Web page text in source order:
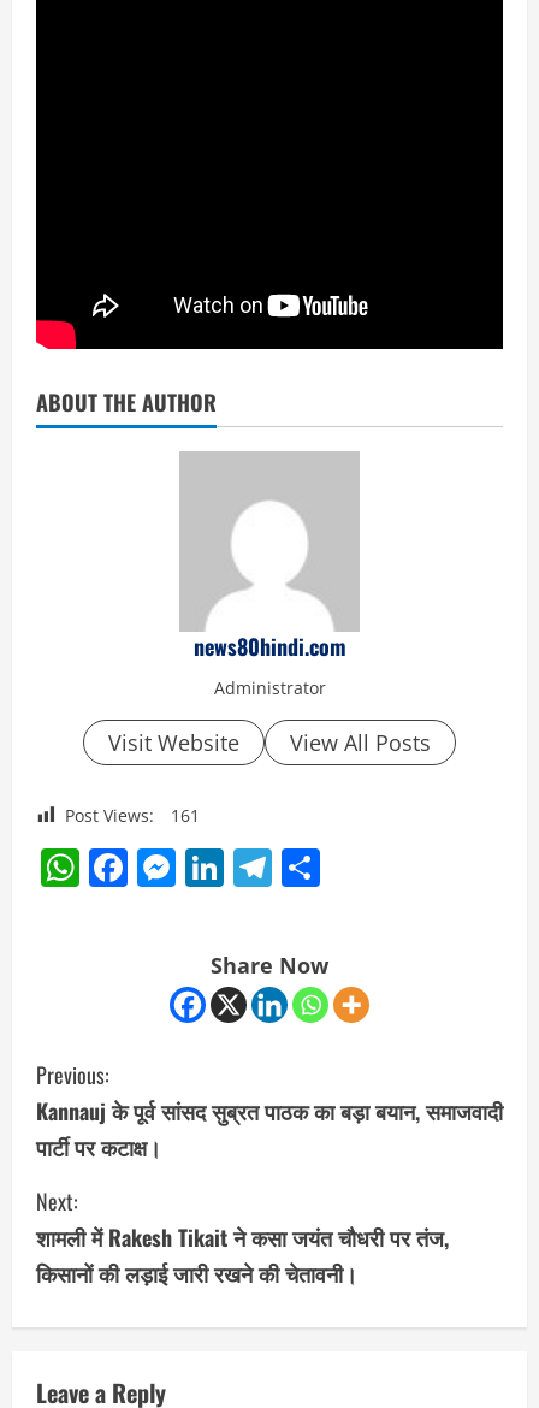
ABOUT THE AUTHOR
news80hindi.com
Administrator
Visit Website View All Posts
Post Views: 161
WhatsApp
Facebook
Messenger
LinkedIn
Telegram
Share Now
C
o
n
t
i
n
Previous:
Kannauj के पूर्व सांसद सुब्रत पाठक का बड़ा बयान, समाजवादी
पार्टी पर कटाक्ष।
Next:
शामली में Rakesh Tikait ने कसा जयंत चौधरी पर तंज,
किसानों की लड़ाई जारी रखने की चेतावनी।
Leave a Reply